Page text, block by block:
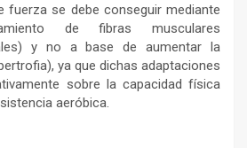
fuerza se debe conseguir mediante
de fibras musculares
y no a base de aumentar la
ya que dichas adaptaciones
sobre la capacidad física
aeróbica.